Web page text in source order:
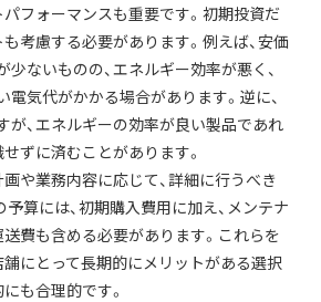
パフォーマンスも重要です。初期投資だ
考慮する必要があります。例えば、安価
ないものの、エネルギー効率が悪く、
気代がかかる場合があります。逆に、
が、エネルギーの効率が良い製品であれ
ずに済むことがあります。
や業務内容に応じて、詳細に行うべき
算には、初期購入費用に加え、メンテナ
送費も含める必要があります。これらを
舗にとって長期的にメリットがある選択
も合理的です。